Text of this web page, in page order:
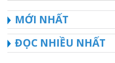
MỚI NHẤT
ĐỌC NHIỀU NHẤT